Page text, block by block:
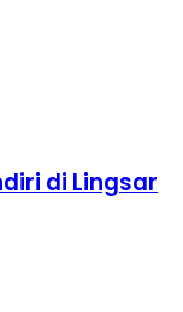
di Lingsar